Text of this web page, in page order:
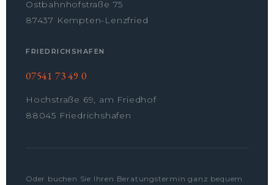
Ostbahnhofstraße 75
87437 Kempten-Lenzfried
FRIEDRICHSHAFEN
07541 73 49 0
Hochstraße 69, am Friedhof
88045 Friedrichshafen
Oder buchen Sie Ihren Beratungstermin ganz bequem